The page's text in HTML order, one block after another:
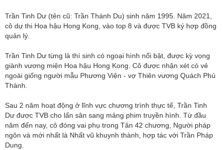
Trần Tinh Dư (tên cũ: Trần Thánh Du) sinh năm 1995. Năm 2021,
cô dự thi Hoa hậu Hong Kong, vào top 8 và được TVB ký hợp đồng
quản lý.
Trần Tinh Dư từng là thí sinh có ngoại hình nổi bật, được kỳ vọng
giành vương miện Hoa hậu Hong Kong. Cô được nhận xét có vẻ
ngoài giống người mẫu Phương Viện - vợ Thiên vương Quách Phú
Thành.
Sau 2 năm hoạt động ở lĩnh vực chương trình thực tế, Trần Tinh
Dư được TVB cho lấn sân sang mảng phim truyền hình. Từ đầu
năm đến nay, cô đóng vai phụ trong Tân 42 chương, Người pháp
ngôn và mới nhất là Nhất vũ khuynh thành, hợp tác với Trần Pháp
Dung.